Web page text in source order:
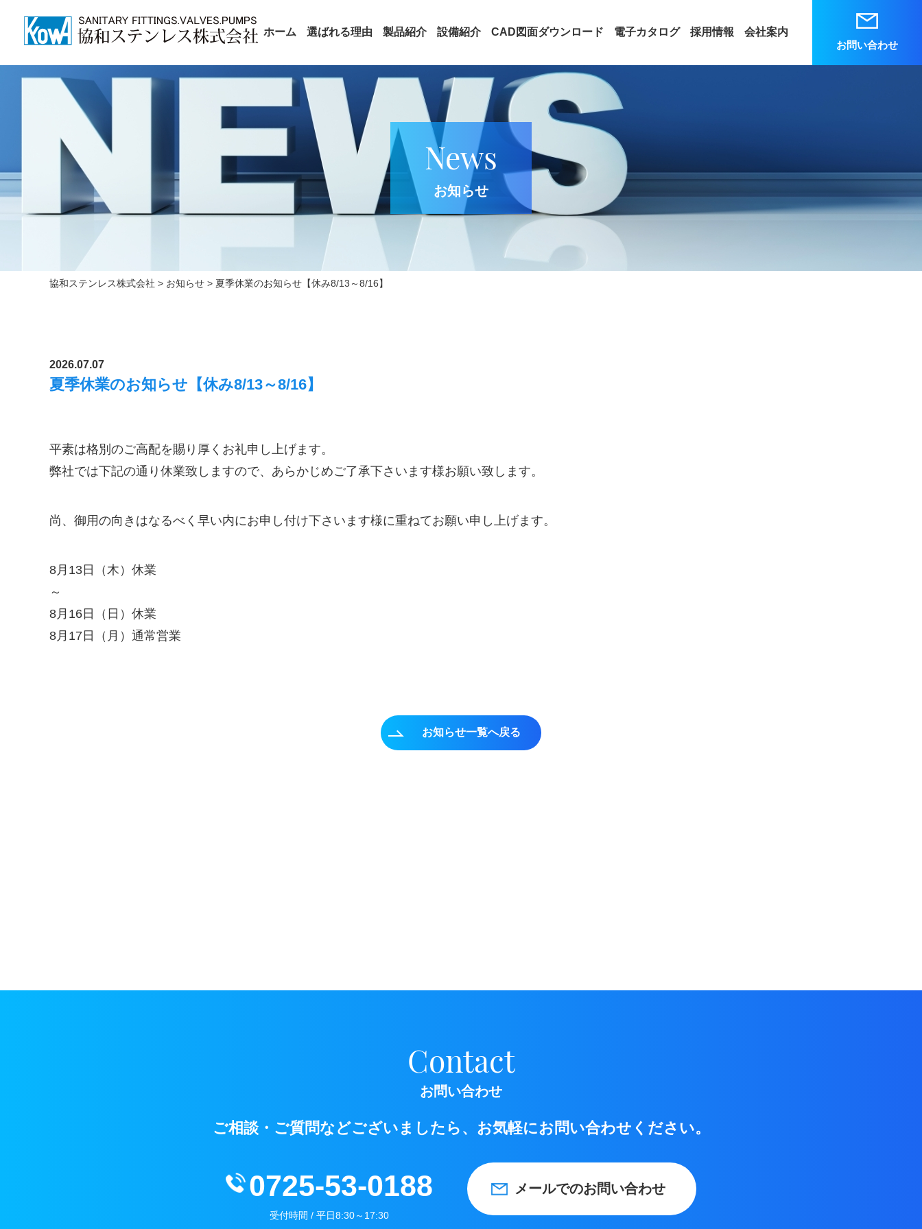
ホーム 選ばれる理由 製品紹介 設備紹介 CAD図面ダウンロード 電子カタログ 採用情報
会社案内
お問い合わせ
News
お知らせ
協和ステンレス株式会社 > お知らせ > 夏季休業のお知らせ【休み8/13～8/16】
2026.07.07
夏季休業のお知らせ【休み8/13～8/16】
平素は格別のご高配を賜り厚くお礼申し上げます。
弊社では下記の通り休業致しますので、あらかじめご了承下さいます様お願い致します。
尚、御用の向きはなるべく早い内にお申し付け下さいます様に重ねてお願い申し上げます。
8月13日（木）休業
～
8月16日（日）休業
8月17日（月）通常営業
お知らせ一覧へ戻る
Contact
お問い合わせ
ご相談・ご質問などございましたら、お気軽にお問い合わせください。
0725-53-0188
受付時間 / 平日8:30～17:30
メールでのお問い合わせ